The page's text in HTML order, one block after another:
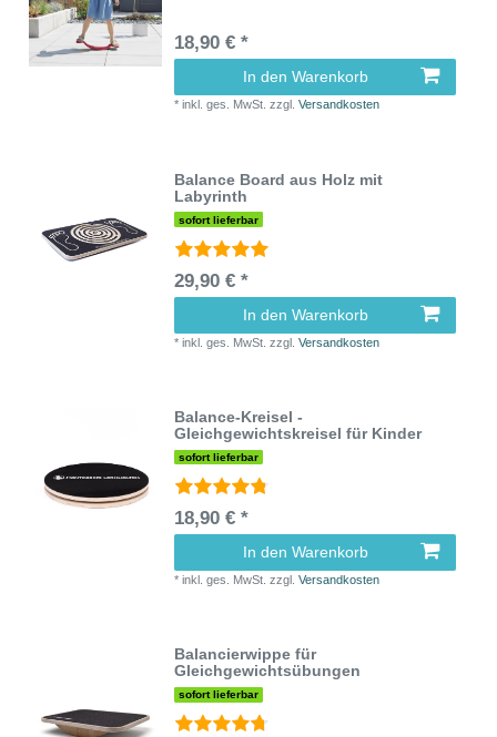
18,90 € *
In den Warenkorb
*inkl. ges. MwSt. zzgl.Versandkosten
Balance Board aus Holz mit
Labyrinth
sofort lieferbar
29,90 € *
In den Warenkorb
*inkl. ges. MwSt. zzgl.Versandkosten
Balance-Kreisel -
Gleichgewichtskreisel für Kinder
sofort lieferbar
18,90 € *
In den Warenkorb
*inkl. ges. MwSt. zzgl.Versandkosten
Balancierwippe für
Gleichgewichtsübungen
sofort lieferbar